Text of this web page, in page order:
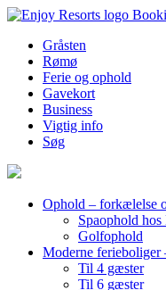
Gråsten
Rømø
Ferie og ophold
Gavekort
Business
Vigtig info
Søg
Ophold – forkælelse
Spaophold
Golfophold
Moderne ferieboliger
Til 4 gæster
Til 6 gæster